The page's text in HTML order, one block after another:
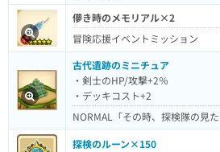
儚き時のメモリアル×2
冒険応援イベントミッション
古代遺跡のミニチュア
・剣士のHP/攻撃+2％
・デッキコスト+2
NORMAL「その時、探検隊の見
探検のルーン×150